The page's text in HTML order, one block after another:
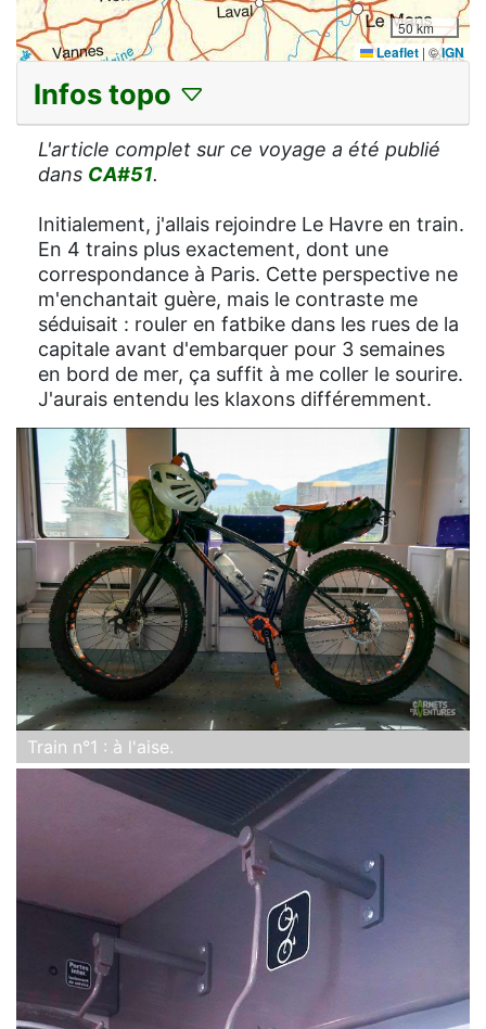
50 km
Leaflet | ©IGN
Infos topo
L'article complet sur ce voyage a été publié
dans CA#51.
Initialement, j'allais rejoindre Le Havre en train.
En 4 trains plus exactement, dont une
correspondance à Paris. Cette perspective ne
m'enchantait guère, mais le contraste me
séduisait : rouler en fatbike dans les rues de la
capitale avant d'embarquer pour 3 semaines
en bord de mer, ça suffit à me coller le sourire.
J'aurais entendu les klaxons différemment.
Train n°1 : à l'aise.